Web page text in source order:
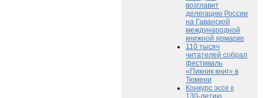
возглавит
делегацию России
на Гаванской
международной
книжной ярмарке
110 тысяч
читателей собрал
фестиваль
«Пикник книг» в
Тюмени
Конкурс эссе к
130-летию